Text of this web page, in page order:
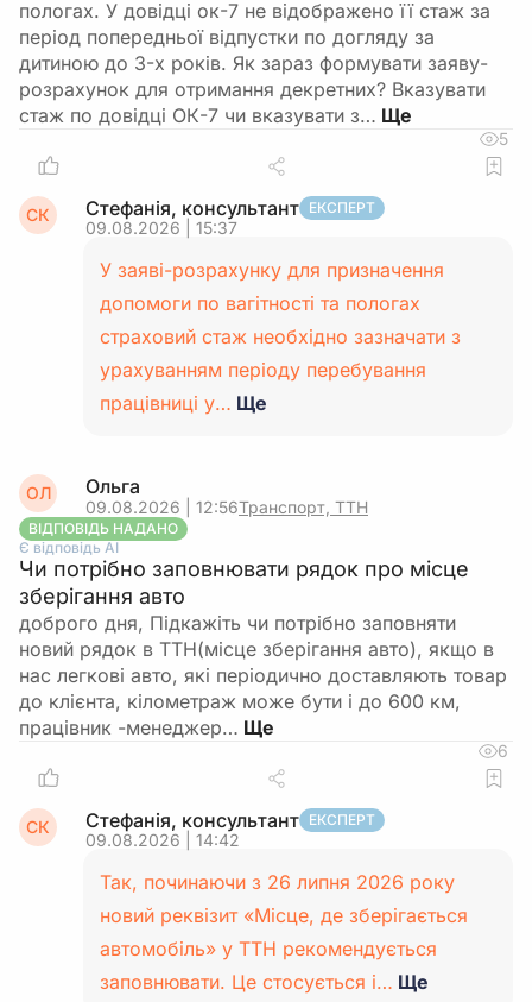
пологах. У довідці ок-7 не відображено її стаж за
період попередньої відпустки по догляду за
дитиною до 3-х років. Як зараз формувати заяву-
розрахунок для отримання декретних? Вказувати
стаж по довідці ОК-7 чи вказувати з…
5
СК Стефанія, консультант ЕКСПЕРТ
09.08.2026 | 15:37
У заяві-розрахунку для призначення
допомоги по вагітності та пологах
страховий стаж необхідно зазначати з
урахуванням періоду перебування
працівниці у… Ще
ОЛ Ольга
09.08.2026 | 12:56Транспорт, ТТН
ВІДПОВІДЬ НАДАНО
Є відповідь АІ
Чи потрібно заповнювати рядок про місце
зберігання авто
доброго дня, Підкажіть чи потрібно заповняти
новий рядок в ТТН(місце зберігання авто), якщо в
нас легкові авто, які періодично доставляють товар
до клієнта, кілометраж може бути і до 600 км,
працівник -менеджер…
6
СК Стефанія, консультант ЕКСПЕРТ
09.08.2026 | 14:42
Так, починаючи з 26 липня 2026 року
новий реквізит «Місце, де зберігається
автомобіль» у ТТН рекомендується
заповнювати. Це стосується і… Ще